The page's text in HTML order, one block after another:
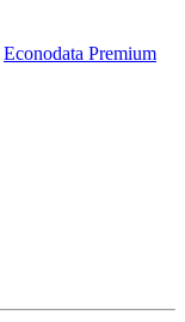
Econodata Premium